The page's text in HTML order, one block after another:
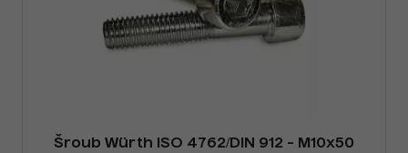
Šroub Würth ISO 4762/DIN 912 - M10x50